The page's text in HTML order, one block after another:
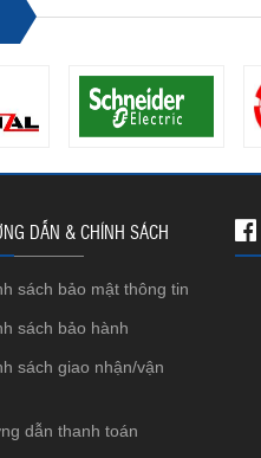
DẪN & CHÍNH SÁCH
sách bảo mật thông tin
sách bảo hành
sách giao nhận/vận
dẫn thanh toán